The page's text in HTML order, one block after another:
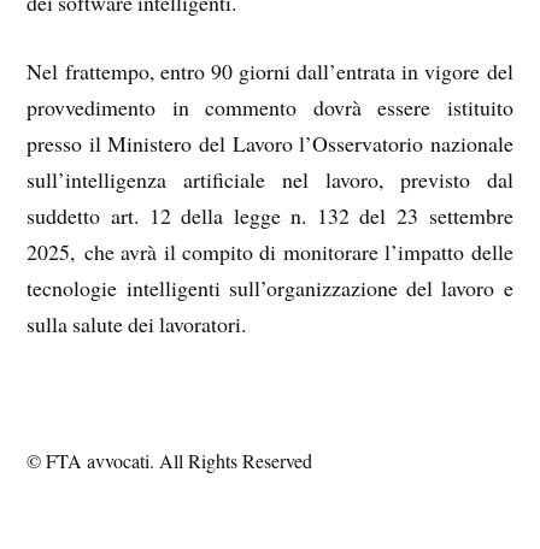
Nel frattempo, entro 90 giorni dall’entrata in vigore del
provvedimento in commento dovrà essere istituito
presso il Ministero del Lavoro l’Osservatorio nazionale
sull’intelligenza artificiale nel lavoro, previsto dal
suddetto art. 12 della legge n. 132 del 23 settembre
2025, che avrà il compito di monitorare l’impatto delle
tecnologie intelligenti sull’organizzazione del lavoro e
sulla salute dei lavoratori.
© FTA avvocati. All Rights Reserved